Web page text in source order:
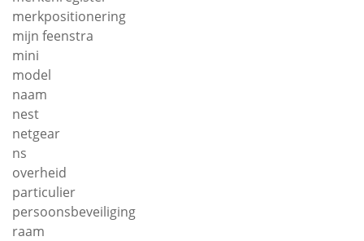
merkpositionering
mijn feenstra
mini
model
naam
nest
netgear
ns
overheid
particulier
persoonsbeveiliging
raam